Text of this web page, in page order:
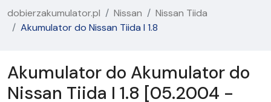
dobierzakumulator.pl Nissan
Nissan Tiida
Akumulator do Nissan Tiida I 1.8
Akumulator do Akumulator do
Nissan Tiida I 1.8 [05.2004 -